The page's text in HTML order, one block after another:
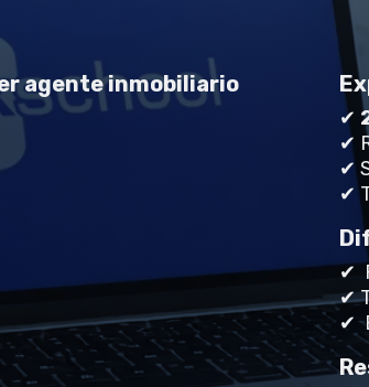
agente inmobiliario
✔
✔
✔
✔
✔
✔
✔